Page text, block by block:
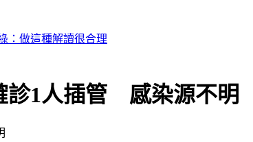
：做這種解讀很合理
診1人插管 感染源不明